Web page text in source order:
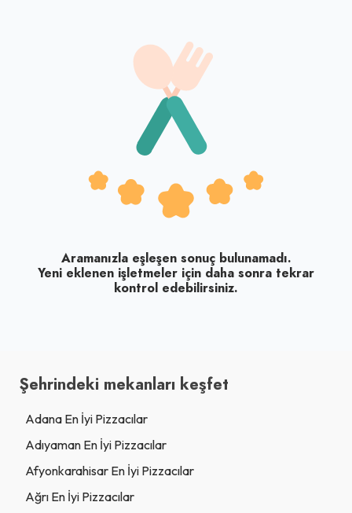
Aramanızla eşleşen sonuç bulunamadı.
Yeni eklenen işletmeler için daha sonra tekrar
kontrol edebilirsiniz.
Şehrindeki mekanları keşfet
Adana En İyi Pizzacılar
Adıyaman En İyi Pizzacılar
Afyonkarahisar En İyi Pizzacılar
Ağrı En İyi Pizzacılar